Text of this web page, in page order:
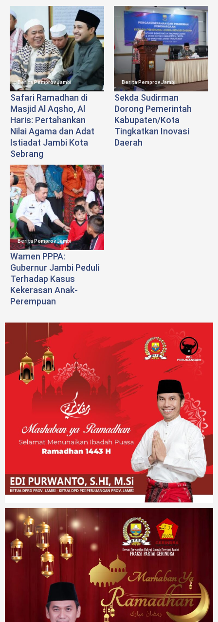
Berita Pemprov Jambi
Safari Ramadhan di
Masjid Al Aqsho, Al
Haris: Pertahankan
Nilai Agama dan Adat
Istiadat Jambi Kota
Sebrang
Berita Pemprov Jambi
Sekda Sudirman
Dorong Pemerintah
Kabupaten/Kota
Tingkatkan Inovasi
Daerah
Berita Pemprov Jambi
Wamen PPPA:
Gubernur Jambi Peduli
Terhadap Kasus
Kekerasan Anak-
Perempuan